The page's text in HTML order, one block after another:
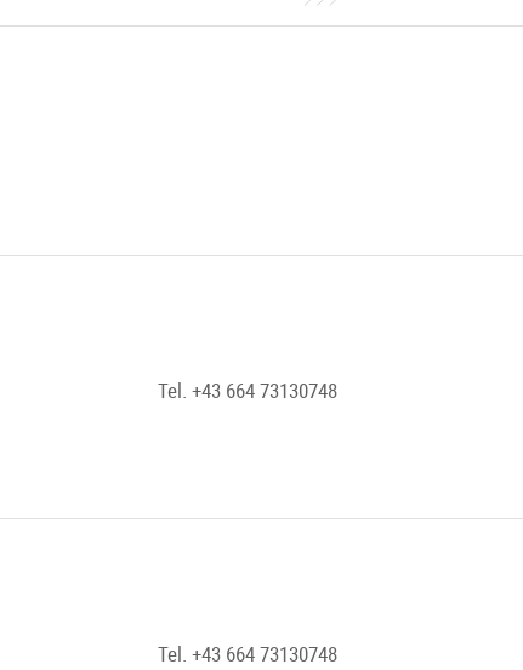
Tel. +43 664 73130748
Tel. +43 664 73130748